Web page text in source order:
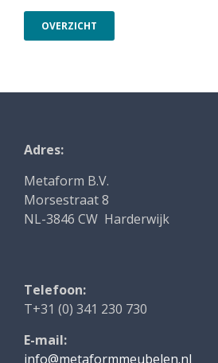
OVERZICHT
Adres:
Metaform B.V.
Morsestraat 8
NL-3846 CW Harderwijk
Telefoon:
T+31 (0) 341 230 730
E-mail:
info@metaformmeubelen.nl